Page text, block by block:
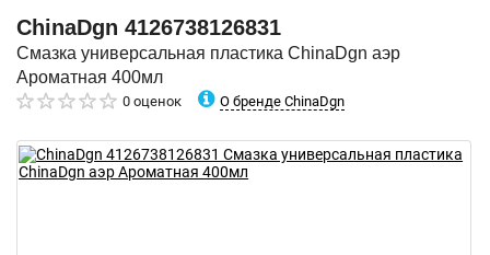
ChinaDgn 4126738126831
Смазка универсальная пластика ChinaDgn аэр
Ароматная 400мл
0 оценок О бренде ChinaDgn